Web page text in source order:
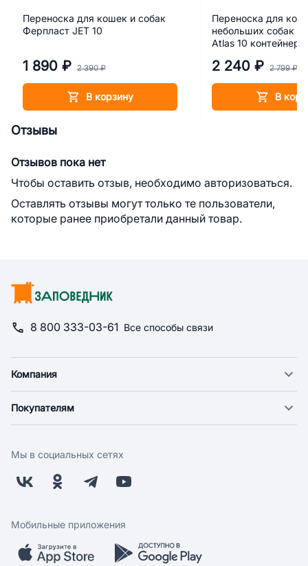
Переноска для кошек и собак
Ферпласт JET 10
1 890 ₽ 2 390 ₽
В корзину
Переноска для
небольших собак
Atlas 10 контейнер
2 240 ₽ 2 799 ₽
В
Отзывы
Отзывов пока нет
Чтобы оставить отзыв, необходимо авторизоваться.
Оставлять отзывы могут только те пользователи,
которые ранее приобретали данный товар.
8 800 333-03-61 Все способы связи
Компания
Новости
Поставщикам
Заводчикам
Обратная связь
Покупателям
Оплата
Бонусная программа
Скидки и акции
Мобильное приложение
Мы в социальных сетях
Мобильные приложения